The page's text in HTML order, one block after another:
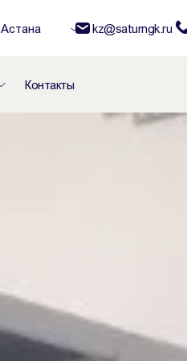
Астана kz@saturngk.ru
Контакты